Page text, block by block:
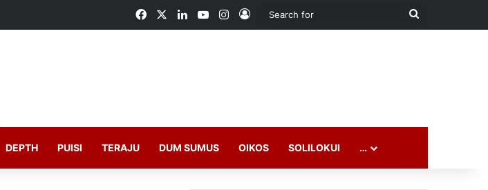
FacebookLinkedInYouTubeInstagram
Log In
Search
DEPTH PUISI TERAJU DUM SUMUS OIKOS SOLILOKUI …